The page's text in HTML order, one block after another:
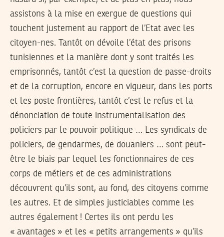
assistons à la mise en exergue de questions qui
touchent justement au rapport de l’Etat avec les
citoyen-nes. Tantôt on dévoile l’état des prisons
tunisiennes et la manière dont y sont traités les
emprisonnés, tantôt c’est la question de passe-droits
et de la corruption, encore en vigueur, dans les ports
et les poste frontières, tantôt c’est le refus et la
dénonciation de toute instrumentalisation des
policiers par le pouvoir politique … Les syndicats de
policiers, de gendarmes, de douaniers … sont peut-
être le biais par lequel les fonctionnaires de ces
corps de métiers et de ces administrations
découvrent qu’ils sont, au fond, des citoyens comme
les autres. Et de simples justiciables comme les
autres également ! Certes ils ont perdu les
« avantages » et les « petits arrangements » qu’ils